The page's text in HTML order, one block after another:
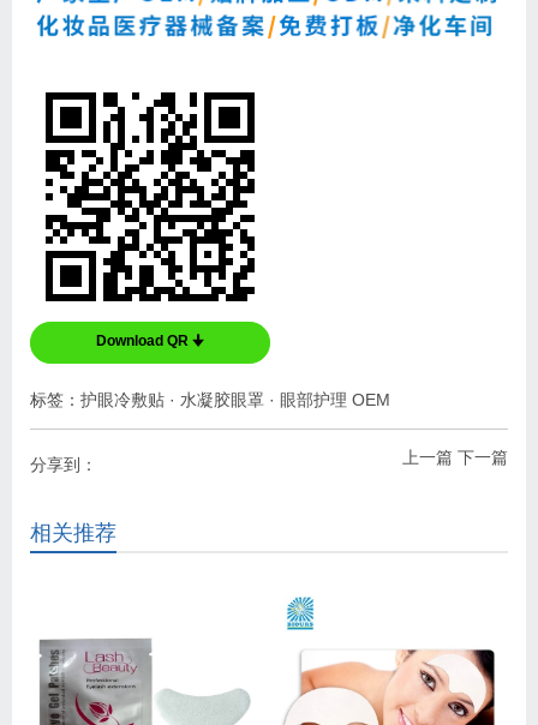
Download QR 🠋
标签： 护眼冷敷贴 · 水凝胶眼罩 · 眼部护理 OEM
上一篇 下一篇
分享到：
相关推荐